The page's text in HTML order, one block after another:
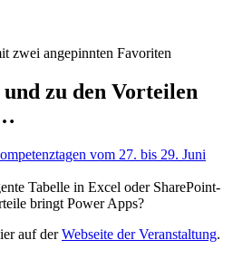
zwei angepinnten Favoriten
zu den Vorteilen
vom 27. bis 29. Juni
Tabelle in Excel oder SharePoint-
bringt Power Apps?
auf derWebseite der Veranstaltung.